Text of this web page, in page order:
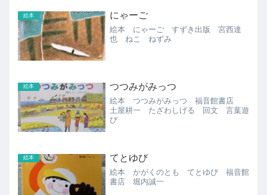
絵本 にゃーご
絵本 にゃーご すずき出版 宮西達
也 ねこ ねずみ
絵本 つつみがみっつ
絵本 つつみがみっつ 福音館書店
土屋耕一 たざわしげる 回文 言葉遊
び
絵本 てとゆび
絵本 かがくのとも てとゆび 福音館
書店 堀内誠一